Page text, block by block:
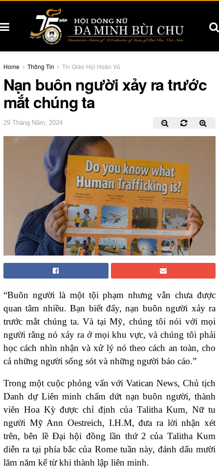
Home Thông Tin Tin Giáo Hội Hoàn Vũ
Nạn buôn người xảy ra trước
mắt chúng ta
29 Tháng Năm, 2024
“Buôn người là một tội phạm nhưng vẫn chưa được
quan tâm nhiều. Bạn biết đấy, nạn buôn người xảy ra
trước mắt chúng ta. Và tại Mỹ, chúng tôi nói với mọi
người rằng nó xảy ra ở mọi khu vực, và chúng tôi phải
học cách nhìn nhận và xử lý nó theo cách an toàn, cho
cả những người sống sót và những người báo cáo.”
Trong một cuộc phỏng vấn với Vatican News, Chủ tịch
Danh dự Liên minh chấm dứt nạn buôn người, thành
viên Hoa Kỳ được chỉ định của Talitha Kum, Nữ tu
người Mỹ Ann Oestreich, I.H.M, đưa ra lời nhận xét
trên, bên lề Đại hội đồng lần thứ 2 của Talitha Kum
diễn ra tại phía bắc của Rome tuần này, đánh dấu mười
lăm năm kể từ khi thành lập liên minh.